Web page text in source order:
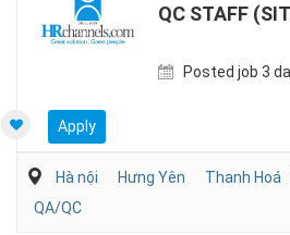
QC STAFF
Posted job 3
Apply
Hà nội Hưng Yên Thanh Hoá
QA/QC